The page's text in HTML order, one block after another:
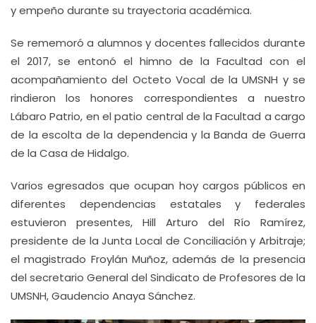
y empeño durante su trayectoria académica.
Se rememoró a alumnos y docentes fallecidos durante
el 2017, se entonó el himno de la Facultad con el
acompañamiento del Octeto Vocal de la UMSNH y se
rindieron los honores correspondientes a nuestro
Lábaro Patrio, en el patio central de la Facultad a cargo
de la escolta de la dependencia y la Banda de Guerra
de la Casa de Hidalgo.
Varios egresados que ocupan hoy cargos públicos en
diferentes dependencias estatales y federales
estuvieron presentes, Hill Arturo del Río Ramírez,
presidente de la Junta Local de Conciliación y Arbitraje;
el magistrado Froylán Muñoz, además de la presencia
del secretario General del Sindicato de Profesores de la
UMSNH, Gaudencio Anaya Sánchez.